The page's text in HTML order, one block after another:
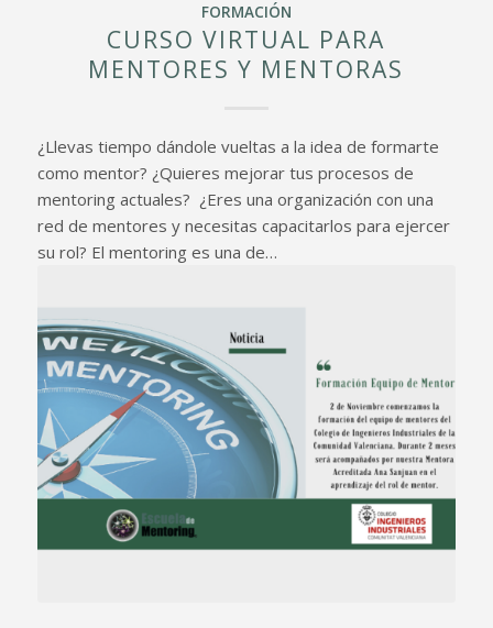
FORMACIÓN
CURSO VIRTUAL PARA
MENTORES Y MENTORAS
¿Llevas tiempo dándole vueltas a la idea de formarte
como mentor? ¿Quieres mejorar tus procesos de
mentoring actuales? ¿Eres una organización con una
red de mentores y necesitas capacitarlos para ejercer
su rol? El mentoring es una de…